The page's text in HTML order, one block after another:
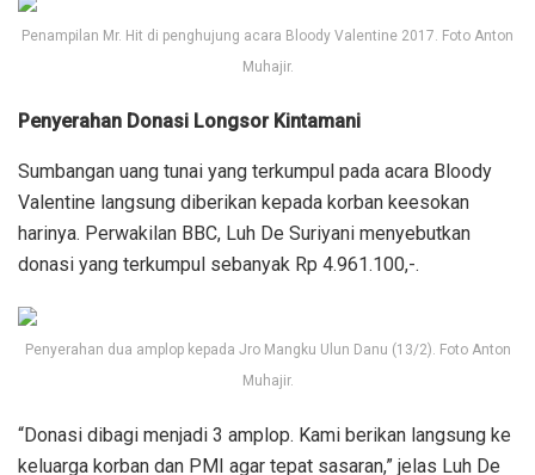
Penampilan Mr. Hit di penghujung acara Bloody Valentine 2017. Foto Anton
Muhajir.
Penyerahan Donasi Longsor Kintamani
Sumbangan uang tunai yang terkumpul pada acara Bloody
Valentine langsung diberikan kepada korban keesokan
harinya. Perwakilan BBC, Luh De Suriyani menyebutkan
donasi yang terkumpul sebanyak Rp 4.961.100,-.
Penyerahan dua amplop kepada Jro Mangku Ulun Danu (13/2). Foto Anton
Muhajir.
“Donasi dibagi menjadi 3 amplop. Kami berikan langsung ke
keluarga korban dan PMI agar tepat sasaran,” jelas Luh De